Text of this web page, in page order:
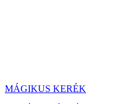
MÁGIKUS KERÉK